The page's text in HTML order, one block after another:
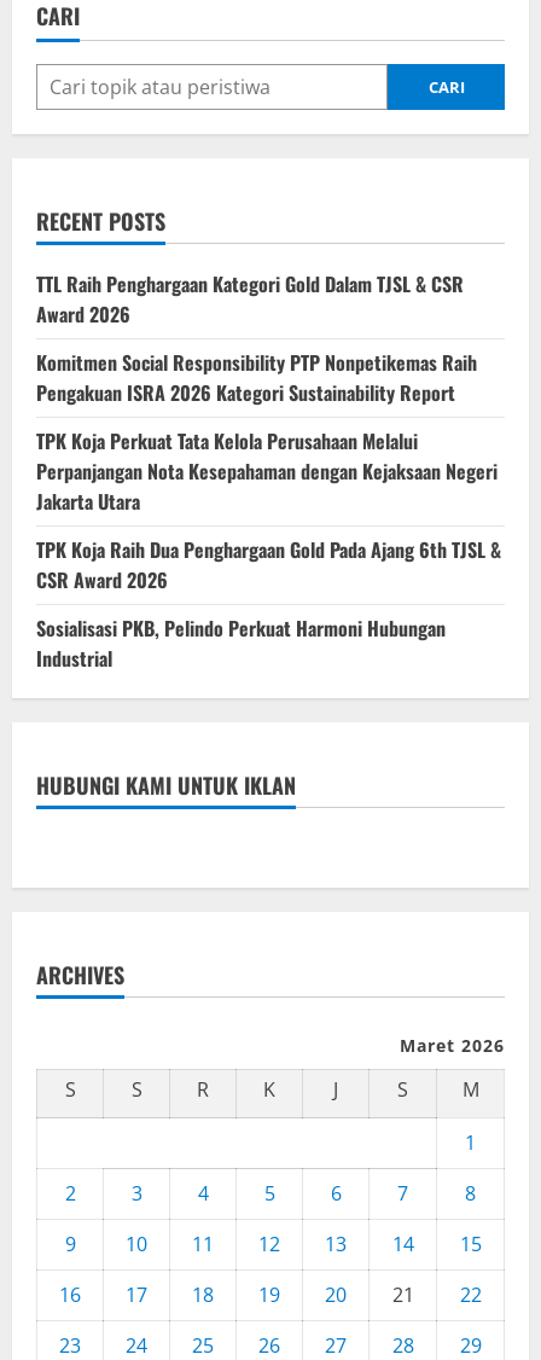
CARI
CARI
RECENT POSTS
TTL Raih Penghargaan Kategori Gold Dalam TJSL & CSR
Award 2026
Komitmen Social Responsibility PTP Nonpetikemas Raih
Pengakuan ISRA 2026 Kategori Sustainability Report
TPK Koja Perkuat Tata Kelola Perusahaan Melalui
Perpanjangan Nota Kesepahaman dengan Kejaksaan Negeri
Jakarta Utara
TPK Koja Raih Dua Penghargaan Gold Pada Ajang 6th TJSL &
CSR Award 2026
Sosialisasi PKB, Pelindo Perkuat Harmoni Hubungan
Industrial
HUBUNGI KAMI UNTUK IKLAN
ARCHIVES
Maret 2026
S S R K J S
M
1
2
3 4 5 6 7
8
9
10 11 12 13 14
15
16
17 18 19 20 21
22
23
24 25 26 27 28
29